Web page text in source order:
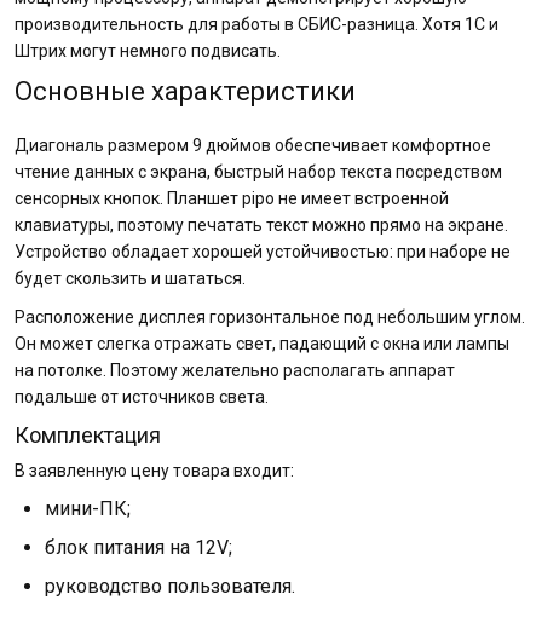
производительность для работы в СБИС-разница. Хотя 1С и
Штрих могут немного подвисать.
Основные характеристики
Диагональ размером 9 дюймов обеспечивает комфортное
чтение данных с экрана, быстрый набор текста посредством
сенсорных кнопок. Планшет pipo не имеет встроенной
клавиатуры, поэтому печатать текст можно прямо на экране.
Устройство обладает хорошей устойчивостью: при наборе не
будет скользить и шататься.
Расположение дисплея горизонтальное под небольшим углом.
Он может слегка отражать свет, падающий с окна или лампы
на потолке. Поэтому желательно располагать аппарат
подальше от источников света.
Комплектация
В заявленную цену товара входит:
мини-ПК;
блок питания на 12V;
руководство пользователя.